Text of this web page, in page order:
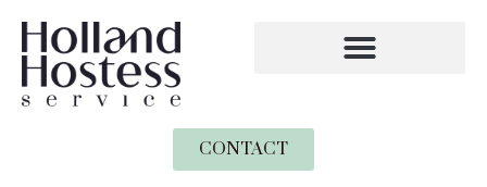
CONTACT